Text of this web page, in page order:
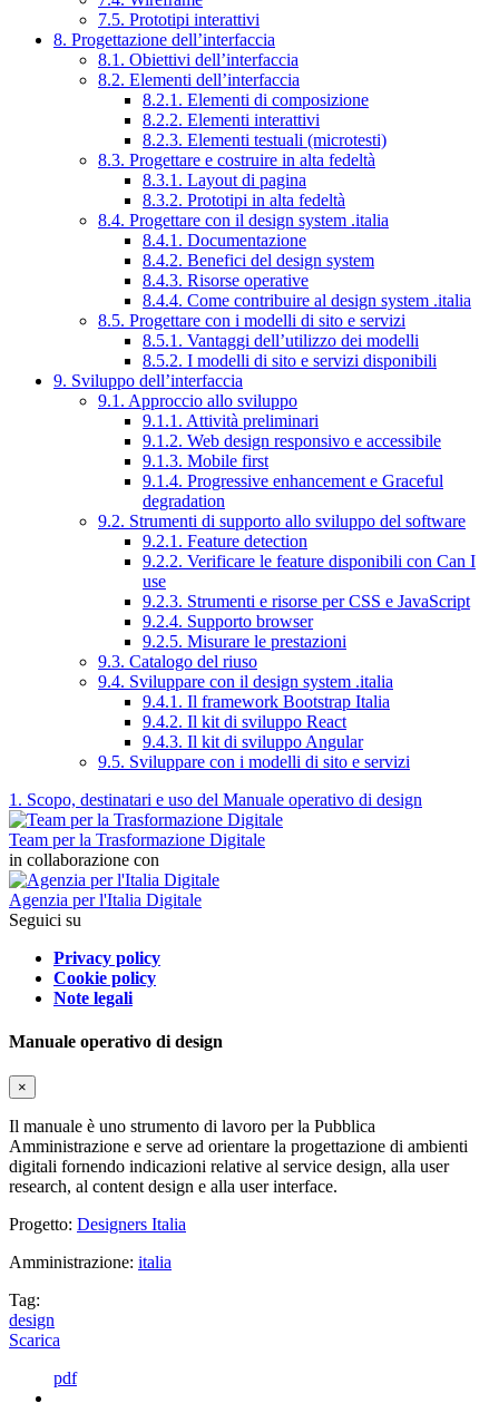
7.5. Prototipi interattivi
8. Progettazione dell’interfaccia
8.1. Obiettivi dell’interfaccia
8.2. Elementi dell’interfaccia
8.2.1. Elementi di composizione
8.2.2. Elementi interattivi
8.2.3. Elementi testuali (microtesti)
8.3. Progettare e costruire in alta fedeltà
8.3.1. Layout di pagina
8.3.2. Prototipi in alta fedeltà
8.4. Progettare con il design system .italia
8.4.1. Documentazione
8.4.2. Benefici del design system
8.4.3. Risorse operative
8.4.4. Come contribuire al design system .italia
8.5. Progettare con i modelli di sito e servizi
8.5.1. Vantaggi dell’utilizzo dei modelli
8.5.2. I modelli di sito e servizi disponibili
9. Sviluppo dell’interfaccia
9.1. Approccio allo sviluppo
9.1.1. Attività preliminari
9.1.2. Web design responsivo e accessibile
9.1.3. Mobile first
9.1.4. Progressive enhancement e Graceful
degradation
9.2. Strumenti di supporto allo sviluppo del software
9.2.1. Feature detection
9.2.2. Verificare le feature disponibili con Can I
use
9.2.3. Strumenti e risorse per CSS e JavaScript
9.2.4. Supporto browser
9.2.5. Misurare le prestazioni
9.3. Catalogo del riuso
9.4. Sviluppare con il design system .italia
9.4.1. Il framework Bootstrap Italia
9.4.2. Il kit di sviluppo React
9.4.3. Il kit di sviluppo Angular
9.5. Sviluppare con i modelli di sito e servizi
1. Scopo, destinatari e uso del Manuale operativo di design
Team per la Trasformazione Digitale
in collaborazione con
Agenzia per l'Italia Digitale
Seguici su
Privacy policy
Cookie policy
Note legali
Manuale operativo di design
×
Il manuale è uno strumento di lavoro per la Pubblica
Amministrazione e serve ad orientare la progettazione di ambienti
digitali fornendo indicazioni relative al service design, alla user
research, al content design e alla user interface.
Progetto: Designers Italia
Amministrazione: italia
Tag:
design
Scarica
pdf